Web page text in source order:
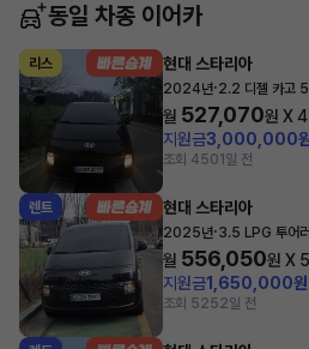
동일 차종 이어카
리스 현대 스타리아
2024년·2.2 디젤 카고
월 527,070원 X
지원금3,000,000
조회 4501일 전
렌트 현대 스타리아
2025년·3.5 LPG 투어
월 556,050원 X
지원금1,650,000원
조회 5252일 전